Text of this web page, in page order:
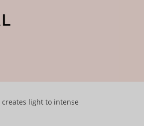
light to intense